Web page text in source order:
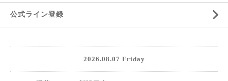
公式ライン登録
2026.08.07 Friday